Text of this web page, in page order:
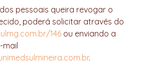
pessoais queira revogar o
poderá solicitar através do
146 ou enviando a
mail
.